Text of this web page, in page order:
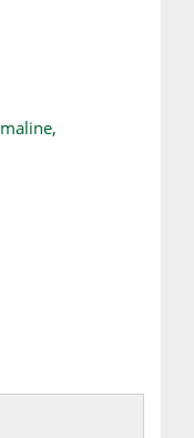
maline,